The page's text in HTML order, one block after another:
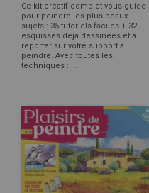
Ce kit créatif complet vous guide
pour peindre les plus beaux
sujets : 35 tutoriels faciles + 32
esquisses déjà dessinées et à
reporter sur votre support à
peindre. Avec toutes les
techniques : ...